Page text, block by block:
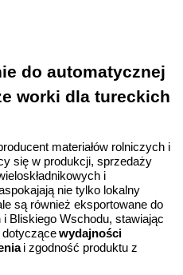
do automatycznej
worki dla tureckich
materiałów rolniczych i
się w produkcji, sprzedaży
i
nie tylko lokalny
są również eksportowane do
Bliskiego Wschodu, stawiając
wydajności
i zgodność produktu z